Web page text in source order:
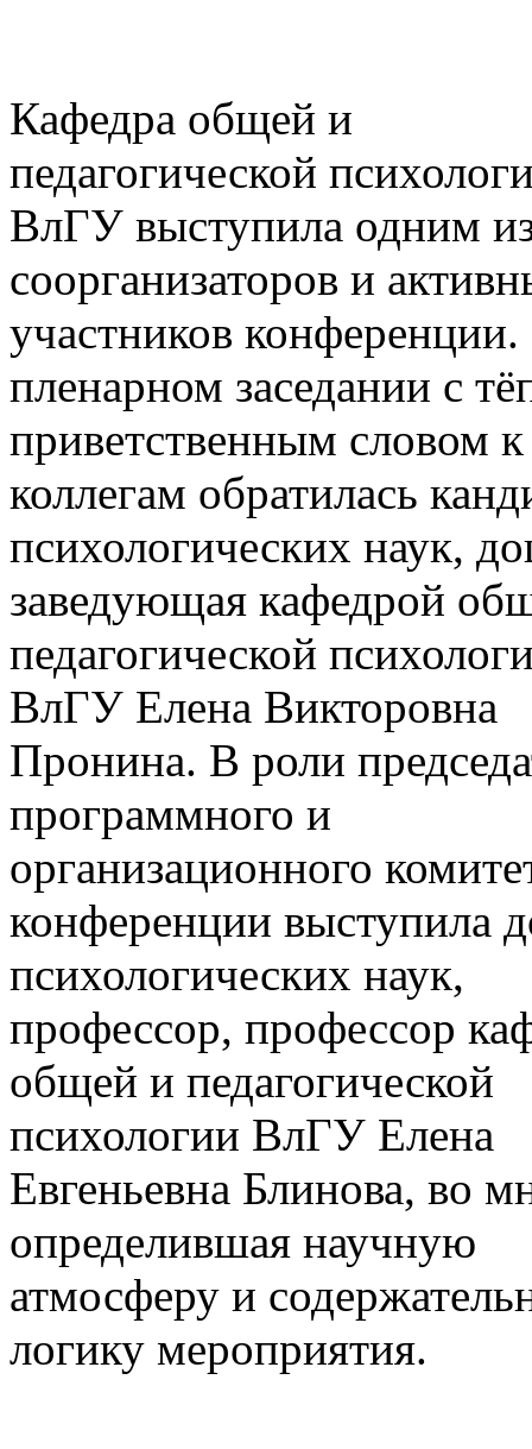
Кафедра общей и
педагогической
ВлГУ выступила одним
соорганизаторов и
участников
пленарном заседании с
приветственным словом к
коллегам обратилась
психологических наук,
заведующая кафедрой
педагогической
ВлГУ Елена Викторовна
Пронина. В роли
программного и
организационного
конференции выступила
психологических наук,
профессор, профессор
общей и педагогической
психологии ВлГУ Елена
Евгеньевна Блинова, во
определившая научную
атмосферу и
логику мероприятия.